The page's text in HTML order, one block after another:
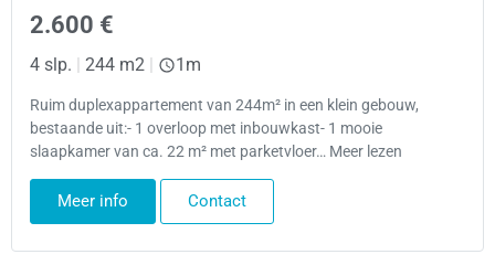
2.600 €
4 slp. | 244 m2 | 1m
Ruim duplexappartement van 244m² in een klein gebouw,
bestaande uit:- 1 overloop met inbouwkast- 1 mooie
slaapkamer van ca. 22 m² met parketvloer… Meer lezen
Meer info Contact